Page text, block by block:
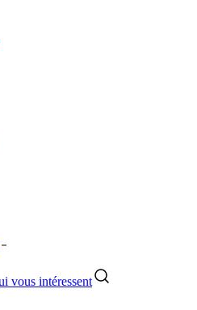
vous intéressent